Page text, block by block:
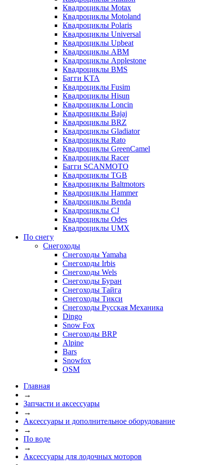
Квадроциклы Motax
Квадроциклы Motoland
Квадроциклы Polaris
Квадроциклы Universal
Квадроциклы Upbeat
Квадроциклы ABM
Квадроциклы Applestone
Квадроциклы BMS
Багги KTA
Квадроциклы Fusim
Квадроциклы Hisun
Квадроциклы Loncin
Квадроциклы Bajaj
Квадроциклы BRZ
Квадроциклы Gladiator
Квадроциклы Rato
Квадроциклы GreenCamel
Квадроциклы Racer
Багги SCANMOTO
Квадроциклы TGB
Квадроциклы Baltmotors
Квадроциклы Hammer
Квадроциклы Benda
Квадроциклы CJ
Квадроциклы Odes
Квадроциклы UMX
По снегу
Снегоходы
Снегоходы Yamaha
Снегоходы Irbis
Снегоходы Wels
Снегоходы Буран
Снегоходы Тайга
Снегоходы Тикси
Снегоходы Русская Механика
Dingo
Snow Fox
Снегоходы BRP
Alpine
Bars
Snowfox
OSM
Главная
→
Запчасти и аксессуары
→
Аксессуары и дополнительное оборудование
→
По воде
→
Аксессуары для лодочных моторов